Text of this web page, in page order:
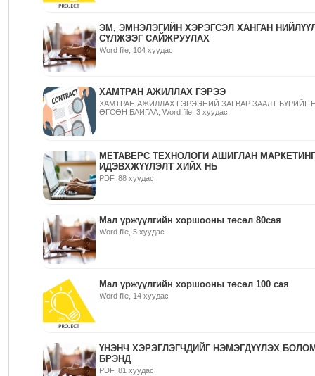
ЭМ, ЭМНЭЛЭГИЙН ХЭРЭГСЭЛ ХАНГАН
СҮЛЖЭЭГ САЙЖРУУЛАХ
Word file, 104 хуудас
ХАМТРАН АЖИЛЛАХ ГЭРЭЭ
ХАМТРАН АЖИЛЛАХ ГЭРЭЭНИЙ ЗАГВАР ЗААЛТ БҮРИЙГ
ӨГСӨН БАЙГАА, Word file, 3 хуудас
МЕТАВЕРС ТЕХНОЛОГИ АШИГЛАН
ИДЭВХЖҮҮЛЭЛТ ХИЙХ НЬ
PDF, 88 хуудас
Мал үржүүлгийн хоршооны төсөл 80сая
Word file, 5 хуудас
Мал үржүүлгийн хоршооны төсөл 100 сая
Word file, 14 хуудас
ҮНЭНЧ ХЭРЭГЛЭГЧДИЙГ НЭМЭГДҮҮЛЭХ
БРЭНД
PDF, 81 хуудас